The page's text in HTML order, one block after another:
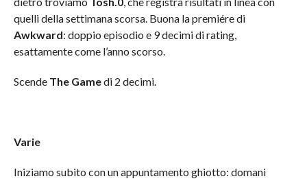
quelli della settimana scorsa. Buona la premiére di
Awkward: doppio episodio e 9 decimi di rating,
esattamente come l’anno scorso.
ScendeThe Gamedi 2 decimi.
Varie
Iniziamo subito con un appuntamento ghiotto: domani